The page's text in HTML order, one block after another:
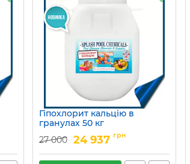
Гіпохлорит кальцію в
гранулах 50 кг
Артикул: 15049675
27 000 24 937 грн